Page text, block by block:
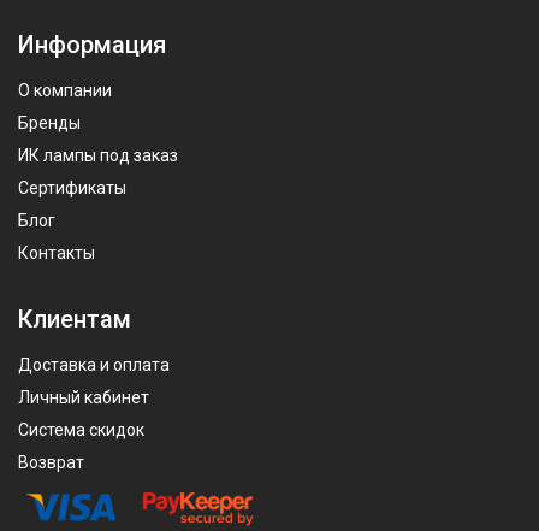
Информация
О компании
Бренды
ИК лампы под заказ
Сертификаты
Блог
Контакты
Клиентам
Доставка и оплата
Личный кабинет
Система скидок
Возврат